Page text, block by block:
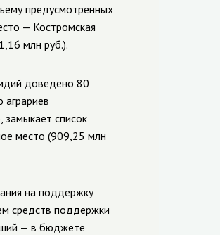
предусмотренных
— Костромская
млн руб.).
доведено 80
список
место (909,25 млн
на поддержку
средств поддержки
— в бюджете